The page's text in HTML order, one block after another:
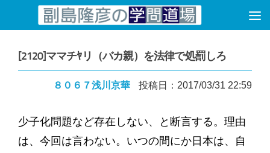
コンテンツへスキップ
[2120]ママチﾔリ（バカ親）を法律で処罰しろ
８０６７浅川京華 投稿日：2017/03/31 22:59
少子化問題など存在しない、と断言する。理由
は、今回は言わない。いつの間にか日本は、自